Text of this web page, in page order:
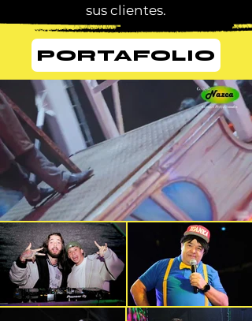
sus clientes.
PORTAFOLIO